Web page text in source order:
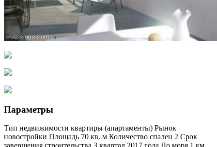
Параметры
Тип недвижимости квартиры (апартаменты) Рынок
новостройки Площадь 70 кв. м Количество спален 2 Срок